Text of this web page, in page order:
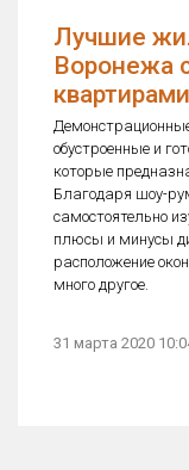
Лучшие
Воронежа
квартирами
обустроенные и
которые
Благодаря шоу-
самостоятельно
плюсы и минусы
расположение
много другое.
31 марта 2020